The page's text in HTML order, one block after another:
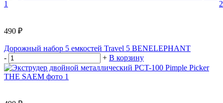
490 ₽
Дорожный набор 5 емкостей Travel 5 BENELEPHANT
-
+ В корзину